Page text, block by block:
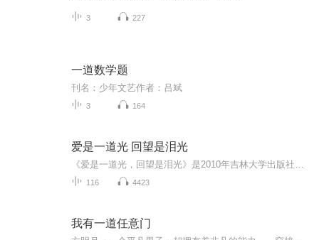
3 227
一道数学题
刊名：少年文艺作者：吕斌
3 164
爱是一道光 回望是泪光
116 4423
我有一道任意门